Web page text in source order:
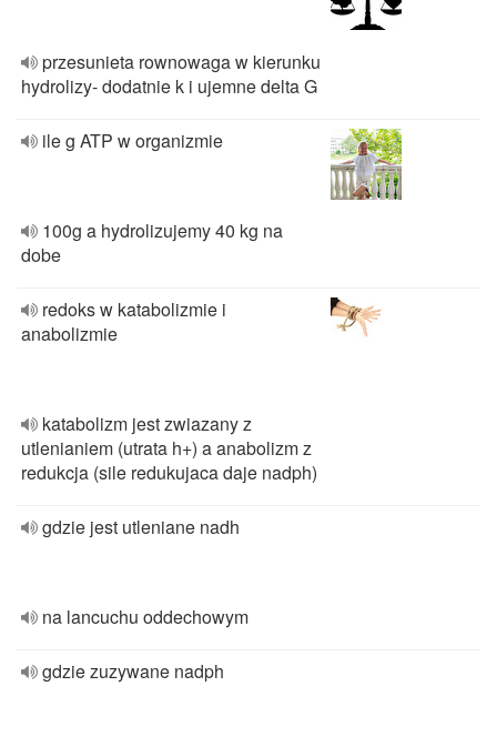
przesunieta rownowaga w kierunku
hydrolizy- dodatnie k i ujemne delta G
ile g ATP w organizmie
100g a hydrolizujemy 40 kg na
dobe
redoks w katabolizmie i
anabolizmie
katabolizm jest zwiazany z
utlenianiem (utrata h+) a anabolizm z
redukcja (sile redukujaca daje nadph)
gdzie jest utleniane nadh
na lancuchu oddechowym
gdzie zuzywane nadph